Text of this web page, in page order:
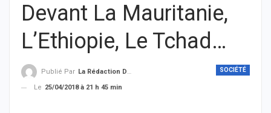
Devant La Mauritanie,
L’Ethiopie, Le Tchad…
SOCIÉTÉ
Publié Par La Rédaction De THIEYSENEGAL.com
Le 25/04/2018 à 21 h 45 min